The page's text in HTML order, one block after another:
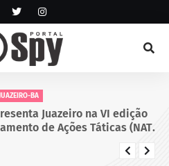
BA
Juazeiro na VI edição
de Ações Táticas (NAT-